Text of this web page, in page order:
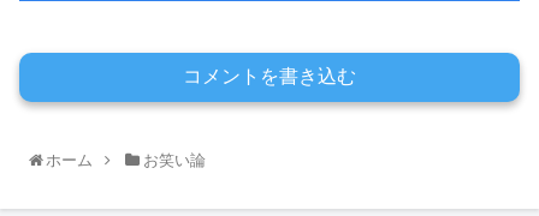
コメントを書き込む
ホーム お笑い論